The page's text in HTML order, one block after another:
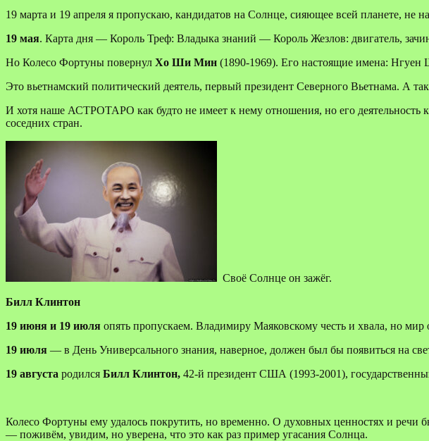
19 марта и 19 апреля я пропускаю, кандидатов на Солнце, сияющее всей планете, не
19 мая. Карта дня — Король Треф: Владыка знаний — Король Жезлов: двигатель,
Но Колесо Фортуны повернул Хо Ши Мин (1890-1969). Его настоящие имена: Нгуен
Это вьетнамский политический деятель, первый президент Северного Вьетнама. А
И хотя наше АСТРОТАРО как будто не имеет к нему отношения, но его деятельность
соседних стран.
Своё Солнце он зажёг.
Билл Клинтон
19 июня и 19 июля опять пропускаем. Владимиру Маяковскому честь и хвала, но
19 июля — в День Универсального знания, наверное, должен был бы появиться на
19 августа родился Билл Клинтон, 42-й президент США (1993-2001),
Колесо Фортуны ему удалось покрутить, но временно. О духовных ценностях и
— поживём, увидим, но уверена, что это как раз пример угасания Солнца.